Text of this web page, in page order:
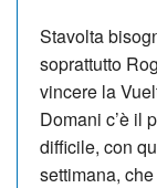
Stavolta
soprattutto
vincere la
Domani c’è il
difficile, con
settimana,